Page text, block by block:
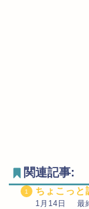
関連記事:
ちょこっ
1月14日 最